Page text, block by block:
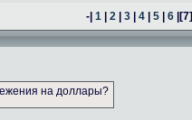
-|1 |2 |3 |4 |5 |6 |
на доллары?